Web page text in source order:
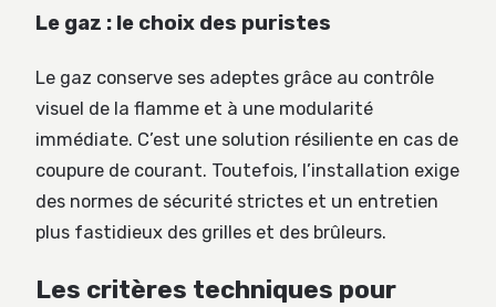
Le gaz : le choix des puristes
Le gaz conserve ses adeptes grâce au contrôle
visuel de la flamme et à une modularité
immédiate. C’est une solution résiliente en cas de
coupure de courant. Toutefois, l’installation exige
des normes de sécurité strictes et un entretien
plus fastidieux des grilles et des brûleurs.
Les critères techniques pour